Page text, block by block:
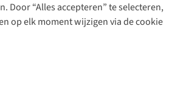
“Alles accepteren” te selecteren,
op elk moment wijzigen via de cookie